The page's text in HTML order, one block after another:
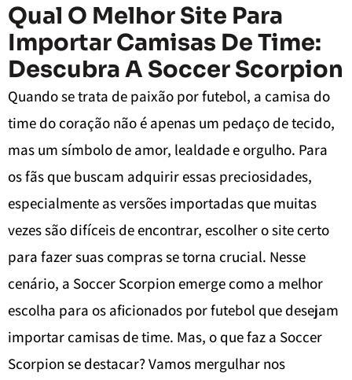
Qual O Melhor Site Para
Importar Camisas De Time:
Descubra A Soccer Scorpion
Quando se trata de paixão por futebol, a camisa do
time do coração não é apenas um pedaço de tecido,
mas um símbolo de amor, lealdade e orgulho. Para
os fãs que buscam adquirir essas preciosidades,
especialmente as versões importadas que muitas
vezes são difíceis de encontrar, escolher o site certo
para fazer suas compras se torna crucial. Nesse
cenário, a Soccer Scorpion emerge como a melhor
escolha para os aficionados por futebol que desejam
importar camisas de time. Mas, o que faz a Soccer
Scorpion se destacar? Vamos mergulhar nos